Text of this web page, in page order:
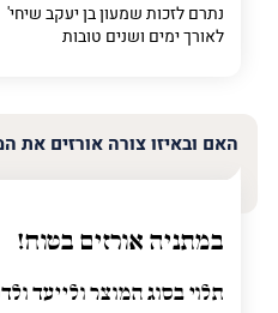
נתרם לזכות שמעון בן יעקב שיחי'
לאורך ימים ושנים טובות
האם ובאיזו צורה אורזים את
במתניה אורזים בטוח!
תלוי בסוג המוצר ולייעד